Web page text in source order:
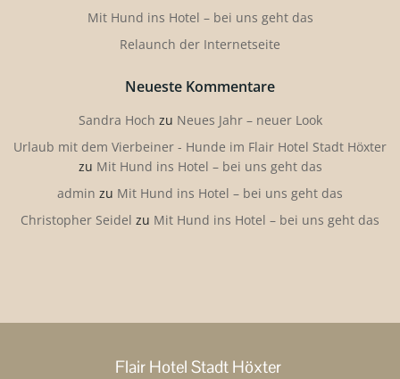
Mit Hund ins Hotel – bei uns geht das
Relaunch der Internetseite
Neueste Kommentare
Sandra Hoch zu Neues Jahr – neuer Look
Urlaub mit dem Vierbeiner - Hunde im Flair Hotel Stadt Höxter
zu Mit Hund ins Hotel – bei uns geht das
admin zu Mit Hund ins Hotel – bei uns geht das
Christopher Seidel zu Mit Hund ins Hotel – bei uns geht das
Flair Hotel Stadt Höxter